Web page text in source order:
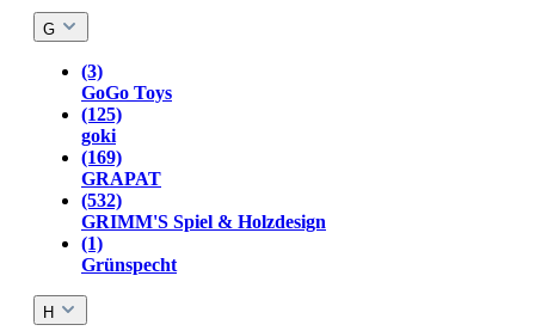
G
(3)
GoGo Toys
(125)
goki
(169)
GRAPAT
(532)
GRIMM'S Spiel & Holzdesign
(1)
Grünspecht
H